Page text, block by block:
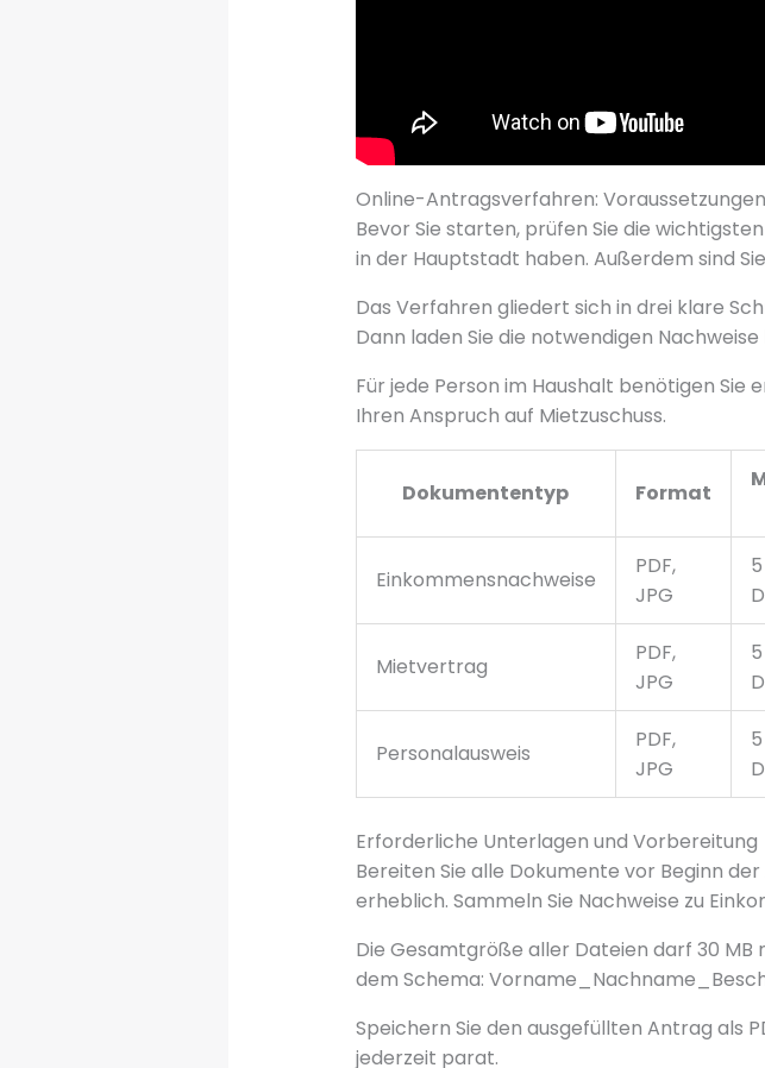
Online-Antragsverfahren:
Bevor Sie starten, prüfen Sie die
in der Hauptstadt haben. Außerdem sind
Das Verfahren gliedert sich in drei klare
Dann laden Sie die notwendigen
Für jede Person im Haushalt benötigen
Ihren Anspruch auf Mietzuschuss.
Dokumententyp Format
Einkommensnachweise
PDF,
JPG
Mietvertrag
PDF,
JPG
Personalausweis
PDF,
JPG
Erforderliche Unterlagen und Vorbereitung
Bereiten Sie alle Dokumente vor Beginn
erheblich. Sammeln Sie Nachweise zu
Die Gesamtgröße aller Dateien darf 30
dem Schema:
Speichern Sie den ausgefüllten Antrag als
jederzeit parat.